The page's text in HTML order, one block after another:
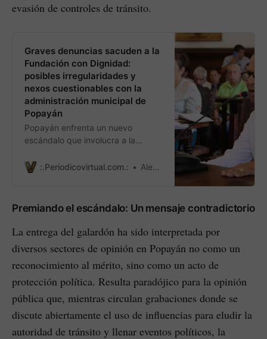
evasión de controles de tránsito.
Graves denuncias sacuden a la
Fundación con Dignidad:
posibles irregularidades y
nexos cuestionables con la
administración municipal de
Popayán
Popayán enfrenta un nuevo
escándalo que involucra a la
posible, liderada por Martha
administración municipal.
:.Periodicovirtual.com.: Alexander Casas Prado
Premiando el escándalo: Un mensaje contradictorio
La entrega del galardón ha sido interpretada por
diversos sectores de opinión en Popayán no como un
reconocimiento al mérito, sino como un acto de
protección política. Resulta paradójico para la opinión
pública que, mientras circulan grabaciones donde se
discute abiertamente el uso de influencias para eludir la
autoridad de tránsito y llenar eventos políticos, la